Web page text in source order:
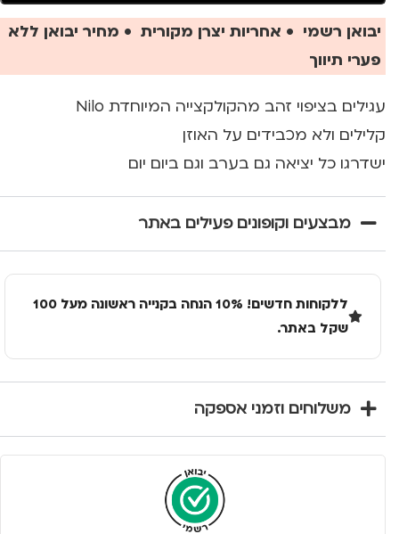
יבואן רשמי • אחריות יצרן מקורית • מחיר יבואן ללא
פערי תיווך
עגילים בציפוי זהב מהקולקצייה המיוחדת Nilo
קלילים ולא מכבידים על האוזן
ישדרגו כל יציאה גם בערב וגם ביום יום
מבצעים וקופונים פעילים באתר
ללקוחות חדשים! 10% הנחה בקנייה ראשונה מעל 100
שקל באתר.
משלוחים וזמני אספקה